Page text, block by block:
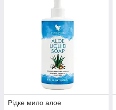
Рідке мило алое